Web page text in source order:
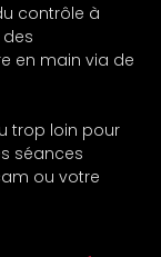
contrôle à
en main via de
trop loin pour
séances
ou votre